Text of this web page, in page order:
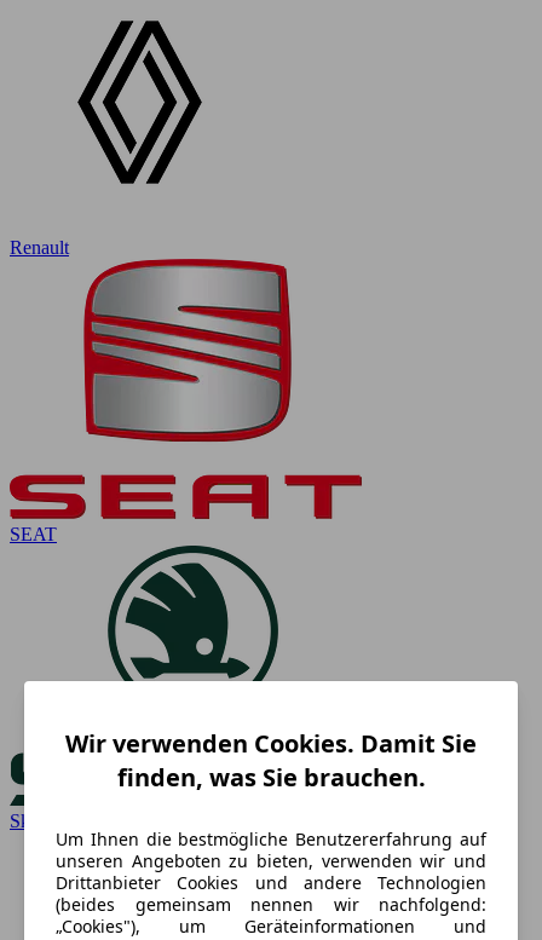
Renault
SEAT
Skoda
Wir verwenden Cookies. Damit Sie
finden, was Sie brauchen.
Um Ihnen die bestmögliche Benutzererfahrung auf
unseren Angeboten zu bieten, verwenden wir und
Drittanbieter Cookies und andere Technologien
(beides gemeinsam nennen wir nachfolgend:
„Cookies"), um Geräteinformationen und